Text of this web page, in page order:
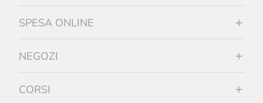
SPESA ONLINE
NEGOZI
CORSI